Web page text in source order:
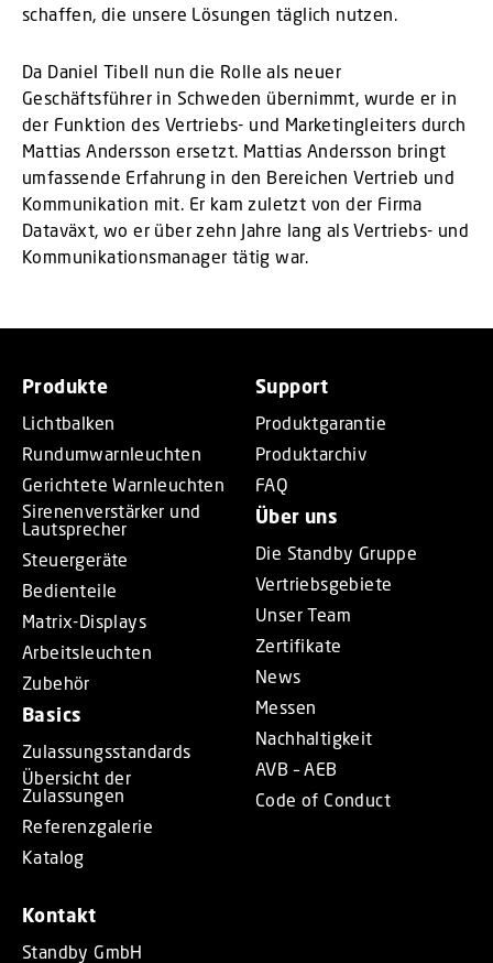
schaffen, die unsere Lösungen täglich nutzen.
Da Daniel Tibell nun die Rolle als neuer
Geschäftsführer in Schweden übernimmt, wurde er in
der Funktion des Vertriebs- und Marketingleiters durch
Mattias Andersson ersetzt. Mattias Andersson bringt
umfassende Erfahrung in den Bereichen Vertrieb und
Kommunikation mit. Er kam zuletzt von der Firma
Dataväxt, wo er über zehn Jahre lang als Vertriebs- und
Kommunikationsmanager tätig war.
Produkte
Lichtbalken
Rundumwarnleuchten
Gerichtete Warnleuchten
Sirenenverstärker und
Lautsprecher
Steuergeräte
Bedienteile
Matrix-Displays
Arbeitsleuchten
Zubehör
Basics
Zulassungsstandards
Übersicht der
Zulassungen
Referenzgalerie
Katalog
Support
Produktgarantie
Produktarchiv
FAQ
Über uns
Die Standby Gruppe
Vertriebsgebiete
Unser Team
Zertifikate
News
Messen
Nachhaltigkeit
AVB – AEB
Code of Conduct
Kontakt
Standby GmbH